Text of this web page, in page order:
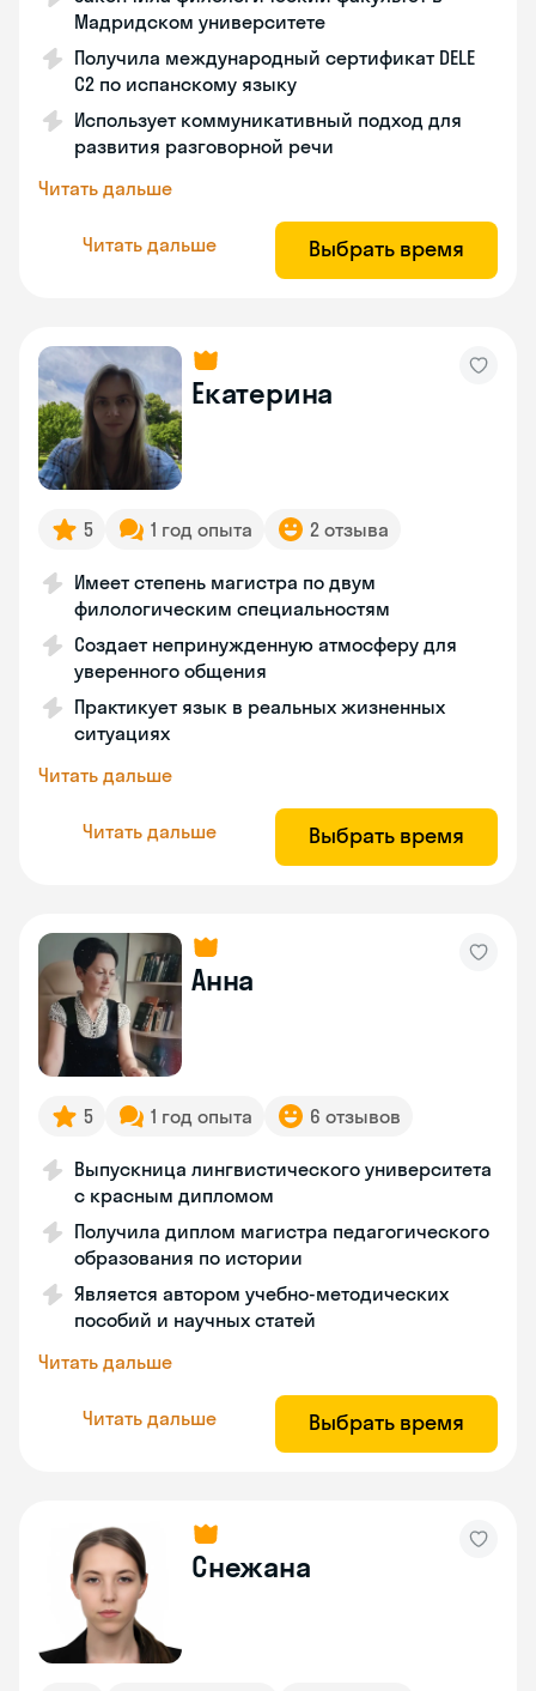
Мадридском университете
Получила международный сертификат DELE
C2 по испанскому языку
Использует коммуникативный подход для
развития разговорной речи
Читать дальше
Читать дальше Выбрать время
Екатерина
5 1 год опыта 2 отзыва
Имеет степень магистра по двум
филологическим специальностям
Создает непринужденную атмосферу для
уверенного общения
Практикует язык в реальных жизненных
ситуациях
Читать дальше
Читать дальше Выбрать время
Анна
5 1 год опыта 6 отзывов
Выпускница лингвистического университета
с красным дипломом
Получила диплом магистра педагогического
образования по истории
Является автором учебно-методических
пособий и научных статей
Читать дальше
Читать дальше Выбрать время
Снежана